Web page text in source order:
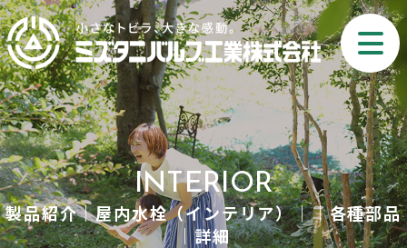
INTERIOR
製品紹介｜屋内水栓（インテリア）｜｜各種部品
｜詳細